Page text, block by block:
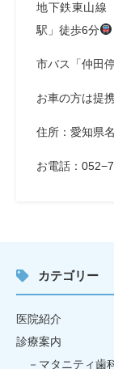
地下鉄東山線
駅」徒歩6分
市バス「仲田
お車の方は提
住所：愛知県
お電話：
カテゴリー
医院紹介
診療案内
マタニティ歯